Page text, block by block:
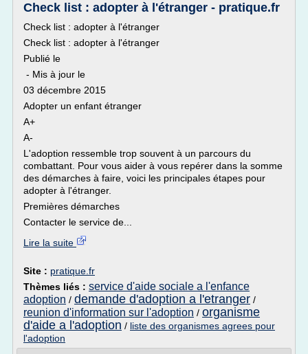
Check list : adopter à l'étranger - pratique.fr
Check list : adopter à l'étranger
Check list : adopter à l'étranger
Publié le
- Mis à jour le
03 décembre 2015
Adopter un enfant étranger
A+
A-
L'adoption ressemble trop souvent à un parcours du
combattant. Pour vous aider à vous repérer dans la somme
des démarches à faire, voici les principales étapes pour
adopter à l'étranger.
Premières démarches
Contacter le service de...
Lire la suite
Site : pratique.fr
Thèmes liés : service d'aide sociale a l'enfance
adoption / demande d'adoption a l'etranger /
reunion d'information sur l'adoption / organisme
d'aide a l'adoption / liste des organismes agrees pour
l'adoption